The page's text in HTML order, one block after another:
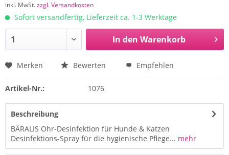
inkl. MwSt.zzgl. Versandkosten
Sofort versandfertig, Lieferzeit ca. 1-3 Werktage
In den Warenkorb
Merken Bewerten Empfehlen
Artikel-Nr.: 1076
Beschreibung
BÄRALIS Ohr-Desinfektion für Hunde & Katzen
Desinfektions-Spray für die hygienische Pflege... mehr